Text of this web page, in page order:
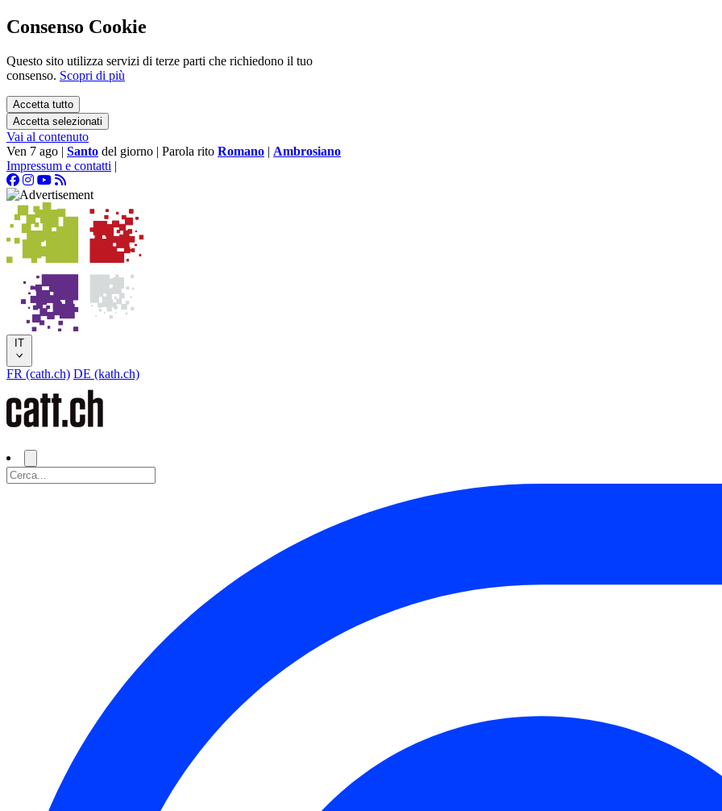
Consenso Cookie
Questo sito utilizza servizi di terze parti che richiedono il tuo
consenso. Scopri di più
Accetta tutto
Accetta selezionati
Vai al contenuto
Ven 7 ago | Santo del giorno | Parola rito Romano | Ambrosiano
Impressum e contatti |
IT
FR (cath.ch) DE (kath.ch)